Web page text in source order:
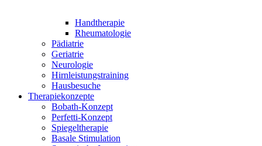
Handtherapie
Rheumatologie
Pädiatrie
Geriatrie
Neurologie
Hirnleistungstraining
Hausbesuche
Therapiekonzepte
Bobath-Konzept
Perfetti-Konzept
Spiegeltherapie
Basale Stimulation